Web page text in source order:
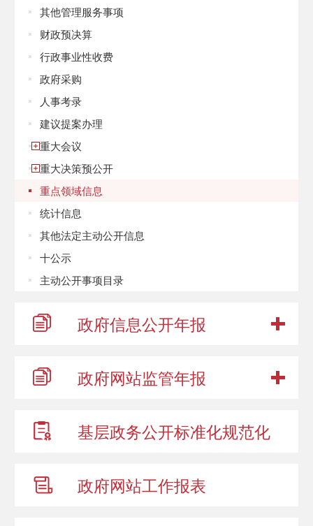
其他管理服务事项
财政预决算
行政事业性收费
政府采购
人事考录
建议提案办理
重大会议
重大决策预公开
重点领域信息
统计信息
其他法定主动公开信息
十公示
主动公开事项目录
政府信息公开年报
政府网站监管年报
基层政务公开标准化规范化
政府网站工作报表